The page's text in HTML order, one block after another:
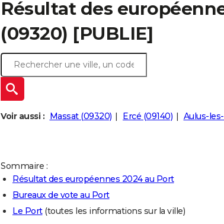
Résultat des
(09320) [PUBLIE]
Voir aussi : Massat (09320) Ercé (09140) Aulus-
Sommaire :
Résultat des européennes 2024 au Port
Bureaux de vote au Port
Le Port(toutes les informations sur la ville)